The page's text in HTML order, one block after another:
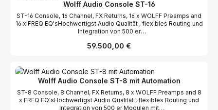
Wolff Audio Console ST-16
ST-16 Console, 16 Channel, FX Returns, 16 x WOLFF Preamps and
16 x FREQ EQ'sHochwertigst Audio Qualität , flexibles Routing und
Integration von 500 er
Regulärer Preis:
59.500,00 €
Wolff Audio Console ST-8 mit Automation
ST-8 Console, 8 Channel, FX Returns, 8 x WOLFF Preamps and 8
x FREQ EQ'sHochwertigst Audio Qualität , flexibles Routing und
Integration von 500 er Modulen mit